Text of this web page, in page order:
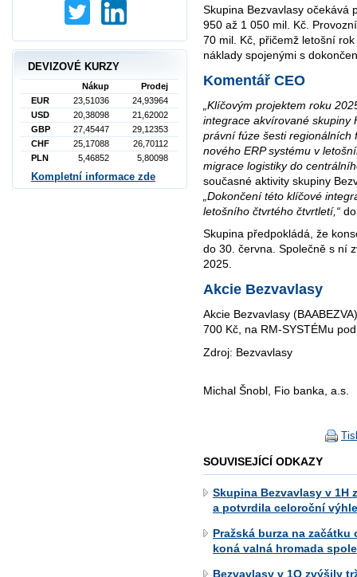
Skupina Bezvavlasy očekává
950 až 1 050 mil. Kč.
70 mil. Kč, přičemž letošní
náklady spojenými s
Komentář CEO
„Klíčovým projektem roku
integrace akvírované skupiny
právní fúze šesti regionálních
nového ERP systému v
migrace logistiky do
současné aktivity skupiny
„Dokončení této klíčové
letošního čtvrtého čtvrtletí,“
Skupina předpokládá, že
do 30. června. Společně s ní
2025.
Akcie Bezvavlasy
Akcie Bezvavlasy
700 Kč, na RM-SYSTÉMu
Zdroj: Bezvavlasy
Michal Šnobl, Fio banka, a.s.
SOUVISEJÍCÍ ODKAZY
Skupina Bezvavlasy v 1H
a potvrdila celoroční
Pražská burza na
koná valná hromada
Bezvavlasy v 1Q zvýšily
DEVIZOVÉ KURZY
Nákup
Prodej
EUR
23,51036
24,93964
USD
20,38098
21,62002
GBP
27,45447
29,12353
CHF
25,17088
26,70112
PLN
5,46852 5,80098
Kompletní informace zde